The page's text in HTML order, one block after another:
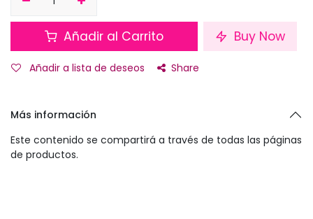
Añadir al Carrito Buy Now
Añadir a lista de deseos Share
Más información
Este contenido se compartirá a través de todas las páginas
de productos.